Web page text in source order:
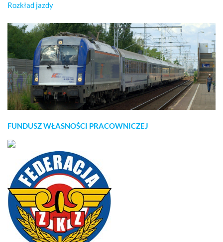
Rozkład jazdy
FUNDUSZ WŁASNOŚCI PRACOWNICZEJ